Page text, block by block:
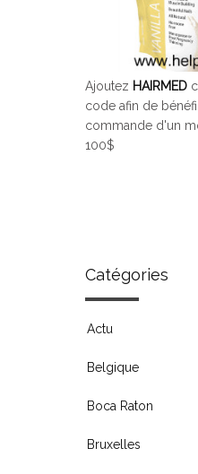
Ajoutez HAIRMED
code afin de
commande d'un
100$
Catégories
Actu
Belgique
Boca Raton
Bruxelles